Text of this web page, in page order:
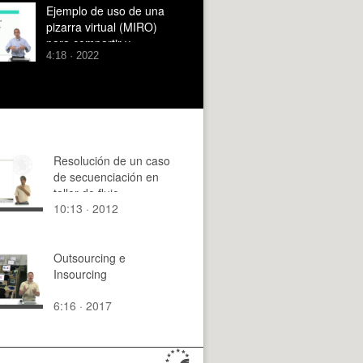
Ejemplo de uso de una
pizarra virtual (MIRO)
para compartir y
desarrollar ideas en una
4:18 · 2022
Resolución de un caso
de secuenciación en
taller de flujo
10:13 · 2012
Outsourcing e
Insourcing
6:16 · 2017